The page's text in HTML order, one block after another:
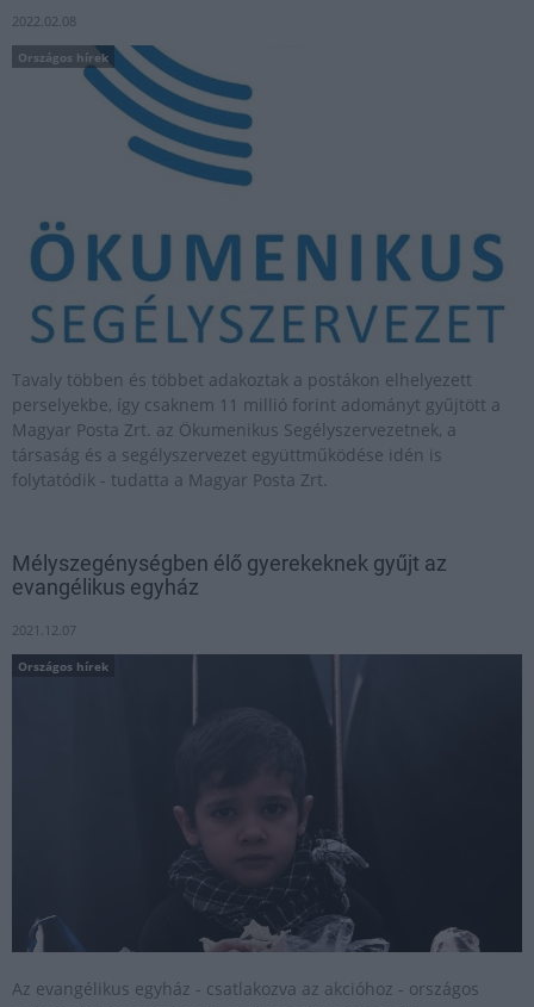
2022.02.08
Országos hírek
Tavaly többen és többet adakoztak a postákon elhelyezett
perselyekbe, így csaknem 11 millió forint adományt gyűjtött a
Magyar Posta Zrt. az Ökumenikus Segélyszervezetnek, a
társaság és a segélyszervezet együttműködése idén is
folytatódik - tudatta a Magyar Posta Zrt.
Mélyszegénységben élő gyerekeknek gyűjt az
evangélikus egyház
2021.12.07
Országos hírek
Az evangélikus egyház - csatlakozva az akcióhoz - országos